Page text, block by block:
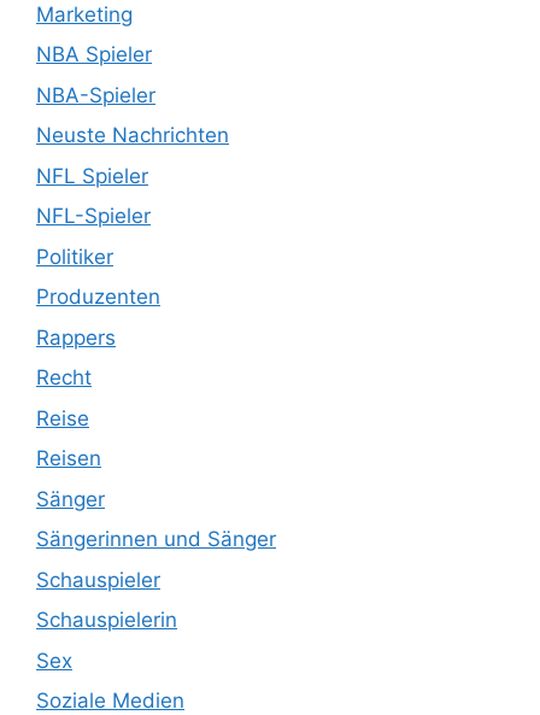
Marketing
NBA Spieler
NBA-Spieler
Neuste Nachrichten
NFL Spieler
NFL-Spieler
Politiker
Produzenten
Rappers
Recht
Reise
Reisen
Sänger
Sängerinnen und Sänger
Schauspieler
Schauspielerin
Sex
Soziale Medien